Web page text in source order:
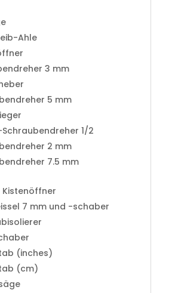
Ahle
3 mm
5 mm
Schraubendreher 1/2
2 mm
7.5 mm
7 mm und -schaber
(inches)
(cm)